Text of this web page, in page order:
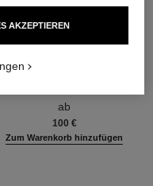
Feuchtigkeitsspendend
ab
100 €
Zum Warenkorb hinzufügen
AKZEPTIEREN